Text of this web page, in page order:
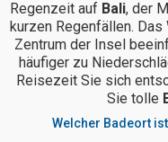
Regenzeit auf Bali, der
kurzen Regenfällen.
Zentrum der Insel
häufiger zu
Reisezeit Sie sich
Sie tolle
Welcher Badeort